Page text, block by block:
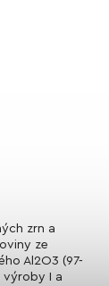
zrn a
ze
Al2O3 (97-
výroby I a